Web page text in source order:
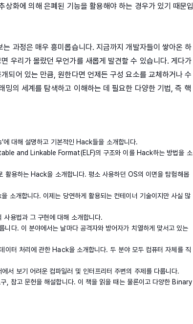
화에 의해 은폐된 기능을 활용해야 하는 경우가 있기 때문입
과정은 매우 흥미롭습니다. 지금까지 개발자들이 쌓아온 하
우리가 몰랐던 무언가를 새롭게 발견할 수 있습니다. 게다가
되어 있는 만큼, 원한다면 언제든 구성 요소를 교체하거나 수
밍의 세계를 탐색하고 이해하는 데 필요한 다양한 기법, 즉 핵
대해 설명하고 기본적인 Hack들을 소개합니다.
and Linkable Format(ELF)의 구조와 이를 Hack하는 방법을 소
활용하는 Hack을 소개합니다. 평소 사용하던 OS의 이면을 탐험해봅
소개합니다. 이제는 당연하게 활용되는 컨테이너 기술이지만 사실 많
사용법과 그 구현에 대해 소개합니다.
니다. 이 분야에서는 날마다 공격자와 방어자가 치열하게 맞서고 있는
이터 처리에 관한 Hack을 소개합니다. 두 분야 모두 컴퓨터 자체를 직
서 보기 어려운 컴파일러 및 인터프리터 주변의 주제를 다룹니다.
, 참고 문헌을 해설합니다. 이 책을 읽을 때는 물론이고 다양한 Binary